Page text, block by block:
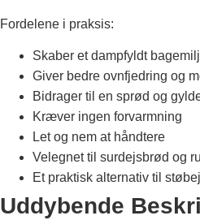
Fordelene i praksis:
Skaber et dampfyldt
Giver bedre ovnfjedring og
Bidrager til en sprød og
Kræver ingen forvarmning
Let og nem at håndtere
Velegnet til surdejsbrød og
Et praktisk alternativ til
Uddybende